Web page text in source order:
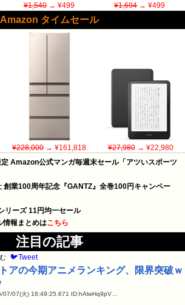
¥1,540→ ¥499 ¥1,694→ ¥499
Amazon タイムセール
¥228,000 → ¥161,818 ¥27,980→ ¥22,980
Amazon公式マンガ毎週末セール「アツいスポーツ
創業100周年記念『GANTZ』全巻100円キャンペー
リーズ 11円均一セール
報まとめはこちら
注目の記事
🐦Tweet
アの今期アニメランキング、限界突破ｗ
07/07(火) 16:49:25.671 ID:hAlwHq9pV…